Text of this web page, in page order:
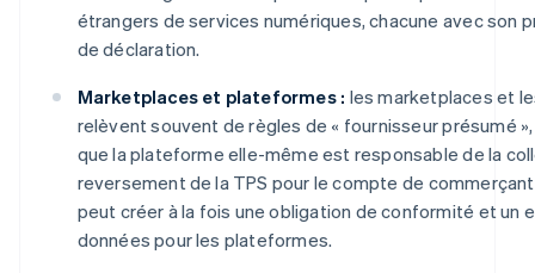
étrangers de services numériques, chacune avec son
de déclaration.
Marketplaces et plateformes : les marketplaces et
relèvent souvent de règles de « fournisseur présumé
que la plateforme elle-même est responsable de la
reversement de la TPS pour le compte de
peut créer à la fois une obligation de conformité et un
données pour les plateformes.